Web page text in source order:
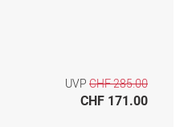
UVP CHF 285.00
CHF 171.00